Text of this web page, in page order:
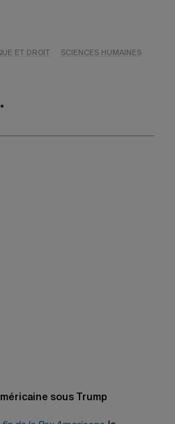
ET DROIT
SCIENCES HUMAINES
sous Trump